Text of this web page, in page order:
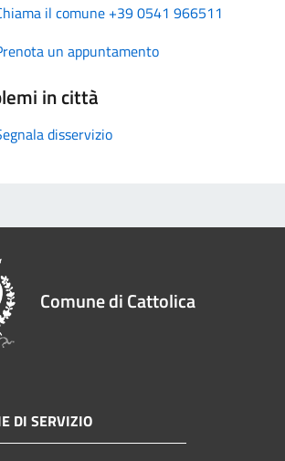
il comune +39 0541 966511
un appuntamento
in città
disservizio
Comune di Cattolica
DI SERVIZIO